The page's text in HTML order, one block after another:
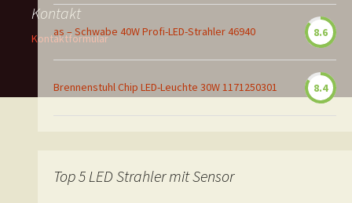
as – Schwabe 40W Profi-LED-Strahler 46940 8.6
Brennenstuhl Chip LED-Leuchte 30W 1171250301 8.4
Top 5 LED Strahler mit Sensor
Kontakt
Kontaktformular